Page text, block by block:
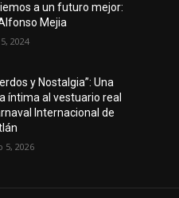
a un futuro mejor:
Mejia
2024
y Nostalgia”: Una
íntima al vestuario real
Internacional de
5, 2026